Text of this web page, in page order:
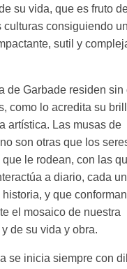
su vida, que es fruto
culturas consiguiendo
sutil y
de Garbade residen sin
como lo acredita su
artística. Las musas de
son otras que los
que le rodean, con las
a diario, cada
y que conforman
el mosaico de nuestra
de su vida y obra.
se inicia siempre con